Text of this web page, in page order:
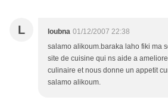
L loubna 01/12/2007 22:38
salamo alikoum.baraka laho fiki ma
site de cuisine qui ns aide a
culinaire et nous donne un appetit
salamo alikoum.